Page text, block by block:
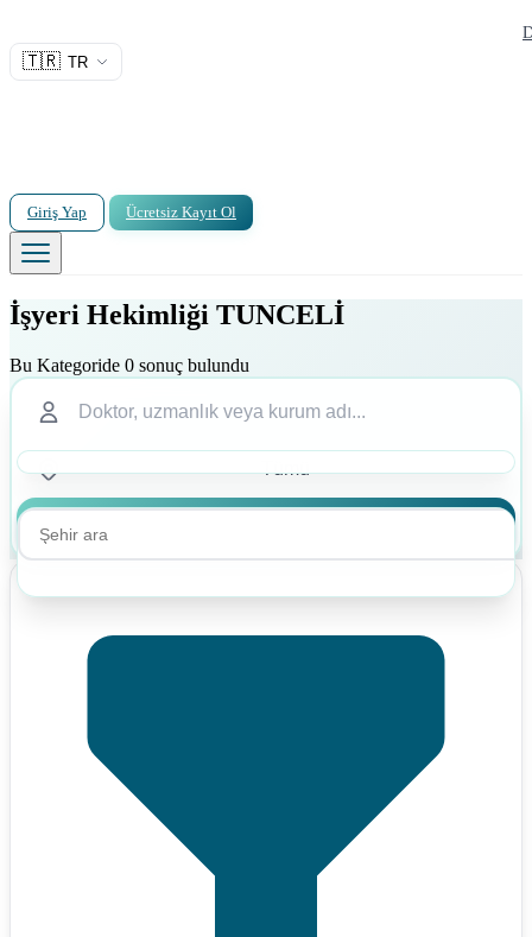
🇹🇷 TR
Giriş Yap Ücretsiz Kayıt Ol
İşyeri Hekimliği TUNCELİ
Bu Kategoride 0 sonuç bulundu